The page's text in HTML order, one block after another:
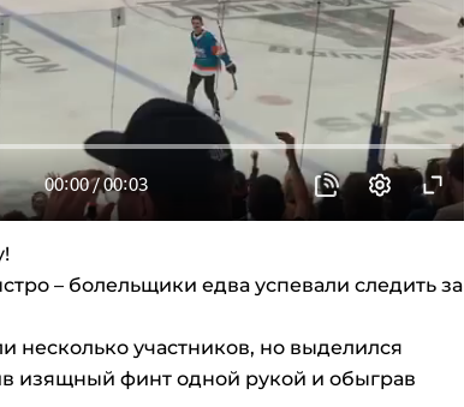
– болельщики едва успевали следить за
несколько участников, но выделился
изящный финт одной рукой и обыграв